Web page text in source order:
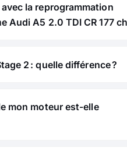
la reprogrammation
Audi A5 2.0 TDI CR 177
2 : quelle différence ?
mon moteur est-elle